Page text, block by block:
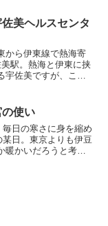
ま...
美ヘルスセンタ
から伊東線で熱海寄
駅。熱海と伊東に挟
宇佐美ですが、ここ
2分で着いてしま
駅前温...
使い
毎日の寒さに身を縮め
日。東京よりも伊豆
暖かいだろうと考